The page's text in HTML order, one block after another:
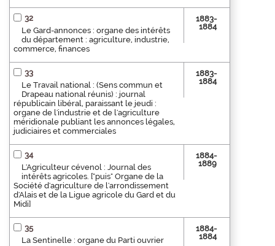
32
Le Gard-annonces : organe des intérêts
du département : agriculture, industrie,
commerce, finances
1883-
1884
33
Le Travail national : (Sens commun et
Drapeau national réunis) : journal
républicain libéral, paraissant le jeudi :
organe de l'industrie et de l'agriculture
méridionale publiant les annonces légales,
judiciaires et commerciales
1883-
1884
34
L'Agriculteur cévenol : Journal des
intérêts agricoles. ["puis" Organe de la
Société d'agriculture de l'arrondissement
d'Alais et de la Ligue agricole du Gard et du
Midi]
1884-
1889
35
La Sentinelle : organe du Parti ouvrier
1884-
1884